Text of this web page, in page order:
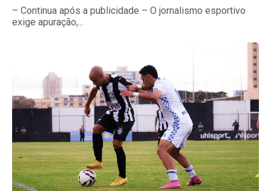
– Continua após a publicidade – O jornalismo esportivo
exige apuração,...